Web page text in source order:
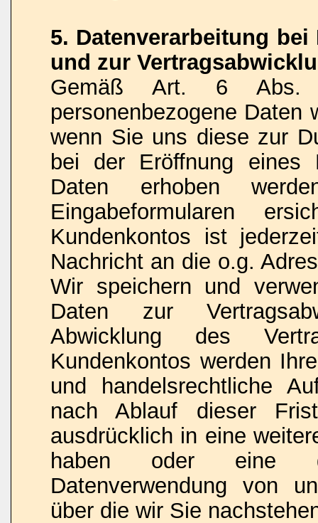
5. Datenverarbeitung
und zur
Gemäß Art. 6
personenbezogene Daten
wenn Sie uns diese zur
bei der Eröffnung eines
Daten erhoben
Eingabeformularen
Kundenkontos ist
Nachricht an die o.g.
Wir speichern und
Daten zur
Abwicklung des
Kundenkontos werden
und handelsrechtliche
nach Ablauf dieser
ausdrücklich in eine
haben oder eine
Datenverwendung von
über die wir Sie